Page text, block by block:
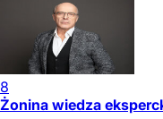
8
Żonina wiedza